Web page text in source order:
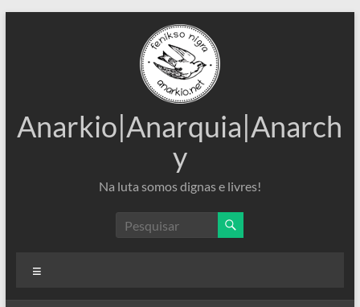
Anarkio|Anarquia|Anarch
y
Na luta somos dignas e livres!